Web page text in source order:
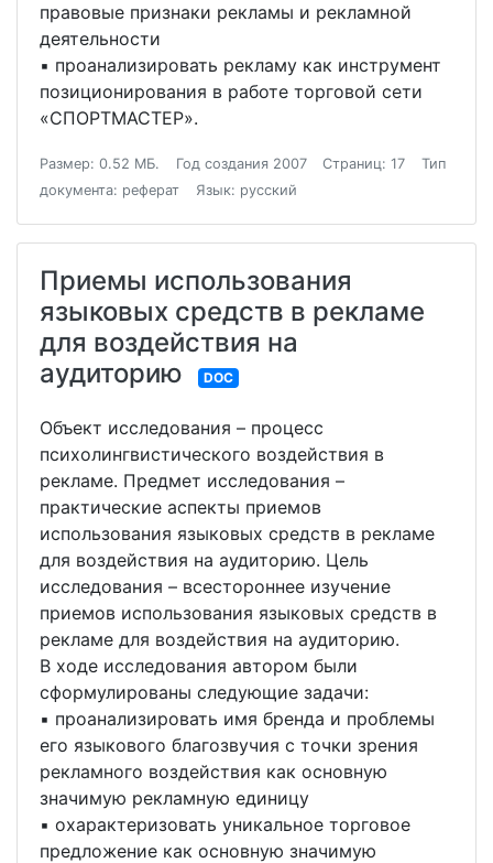
правовые признаки рекламы и рекламной
деятельности
▪ проанализировать рекламу как инструмент
позиционирования в работе торговой сети
«СПОРТМАСТЕР».
Размер: 0.52 МБ. Год создания 2007 Страниц: 17
Тип
документа: реферат
Язык: русский
Приемы использования
языковых средств в рекламе
для воздействия на
аудиторию
DOC
Объект исследования – процесс
психолингвистического воздействия в
рекламе. Предмет исследования –
практические аспекты приемов
использования языковых средств в рекламе
для воздействия на аудиторию. Цель
исследования – всестороннее изучение
приемов использования языковых средств в
рекламе для воздействия на аудиторию.
В ходе исследования автором были
сформулированы следующие задачи:
▪ проанализировать имя бренда и проблемы
его языкового благозвучия с точки зрения
рекламного воздействия как основную
значимую рекламную единицу
▪ охарактеризовать уникальное торговое
предложение как основную значимую